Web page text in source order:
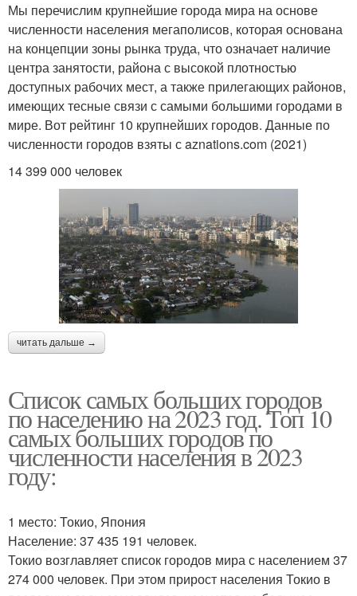
Мы перечислим крупнейшие города мира на основе
численности населения мегаполисов, которая основана
на концепции зоны рынка труда, что означает наличие
центра занятости, района с высокой плотностью
доступных рабочих мест, а также прилегающих районов,
имеющих тесные связи с самыми большими городами в
мире. Вот рейтинг 10 крупнейших городов. Данные по
численности городов взяты с aznations.com (2021)
14 399 000 человек
читать дальше →
Список самых больших городов
по населению на 2023 год. Топ 10
самых больших городов по
численности населения в 2023
году:
1 место: Токио, Япония
Население: 37 435 191 человек.
Токио возглавляет список городов мира с населением 37
274 000 человек. При этом прирост населения Токио в